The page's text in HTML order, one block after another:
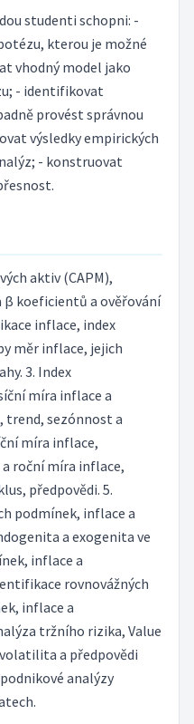
studenti schopni: -
kterou je možné
vhodný model jako
- identifikovat
provést správnou
výsledky empirických
- konstruovat
aktiv (CAPM),
koeficientů a ověřování
inflace, index
měr inflace, jejich
3. Index
míra inflace a
trend, sezónnost a
míra inflace,
roční míra inflace,
předpovědi. 5.
podmínek, inflace a
a exogenita ve
inflace a
rovnovážných
inflace a
tržního rizika, Value
a předpovědi
analýzy